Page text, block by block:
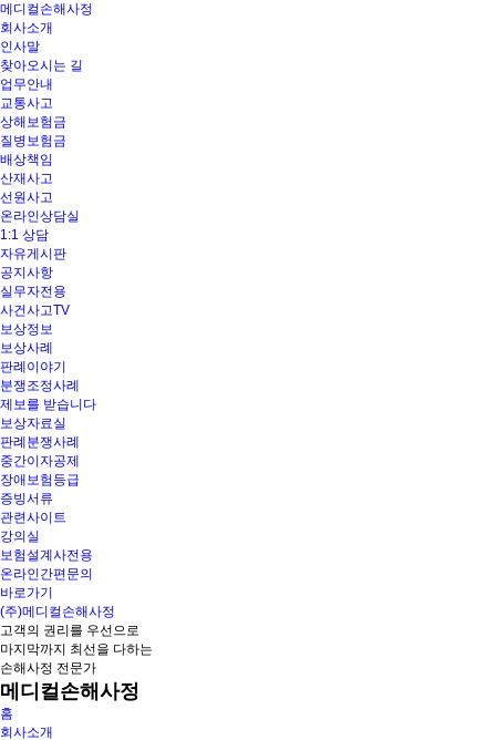
메디컬손해사정
회사소개
인사말
찾아오시는 길
업무안내
교통사고
상해보험금
질병보험금
배상책임
산재사고
선원사고
온라인상담실
1:1 상담
자유게시판
공지사항
실무자전용
사건사고TV
보상정보
보상사례
판례이야기
분쟁조정사례
제보를 받습니다
보상자료실
판례분쟁사례
중간이자공제
장애보험등급
증빙서류
관련사이트
강의실
보험설계사전용
온라인간편문의
바로가기
(주)메디컬손해사정
고객의 권리를 우선으로
마지막까지 최선을 다하는
손해사정 전문가
메디컬손해사정
홈
회사소개